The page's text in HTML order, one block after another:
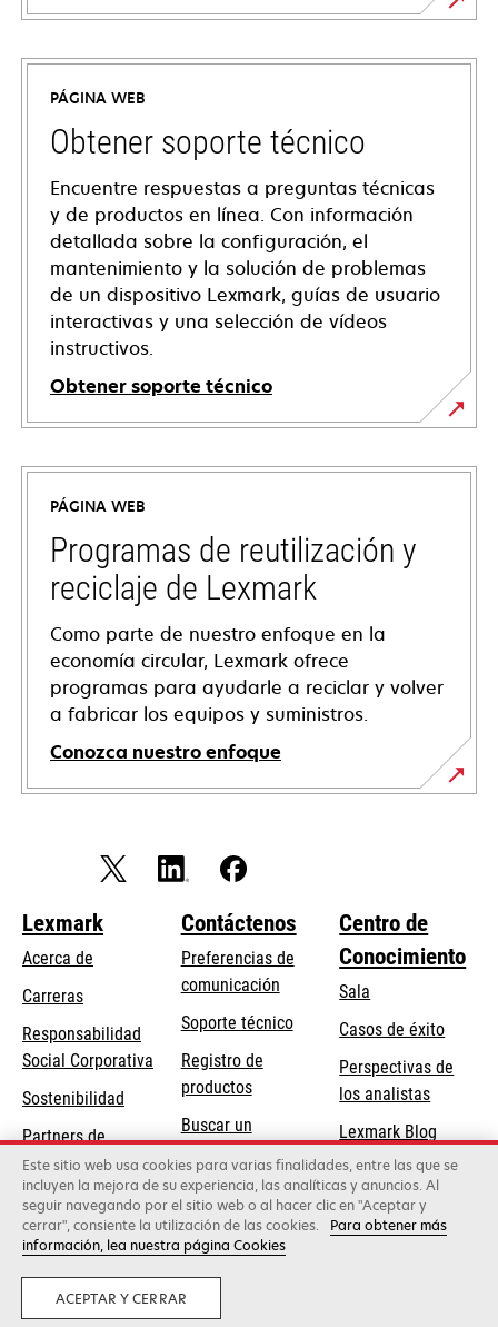
PÁGINA WEB
Obtener soporte técnico
Encuentre respuestas a preguntas técnicas
y de productos en línea. Con información
detallada sobre la configuración, el
mantenimiento y la solución de problemas
de un dispositivo Lexmark, guías de usuario
interactivas y una selección de vídeos
instructivos.
Obtener soporte técnico
se
abre
una
pestaña
nueva
PÁGINA WEB
Programas de reutilización y
reciclaje de Lexmark
Como parte de nuestro enfoque en la
economía circular, Lexmark ofrece
programas para ayudarle a reciclar y volver
a fabricar los equipos y suministros.
Conozca nuestro enfoque
Lexmark
Acerca de
Carreras
Responsabilidad
Social Corporativa
abre
una
pestaña
nueva
Sostenibilidad
Partners de
Lexmark
Contáctenos
Preferencias de
comunicación
Soporte técnicose
pestaña
nueva
Registro de
productos
Buscar un
concesionario
Centro de
Conocimiento
Sala
Casos de éxito
Perspectivas de
los analistas
Lexmark Blog
Lexmark International, Inc., una empresa de Xerox
©2026 Todos los derechos reservados.
Privacidad
Este sitio web usa cookies para varias finalidades, entre las que se
incluyen la mejora de su experiencia, las analíticas y anuncios. Al
seguir navegando por el sitio web o al hacer clic en "Aceptar y
cerrar", consiente la utilización de las cookies.
Para obtener más
información, lea nuestra página Cookies
ACEPTAR Y CERRAR